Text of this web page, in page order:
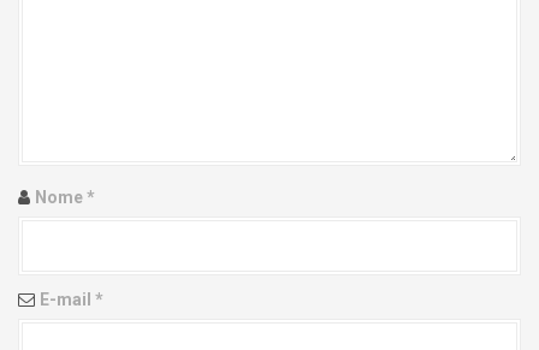
i
n
Nome*
E-mail *